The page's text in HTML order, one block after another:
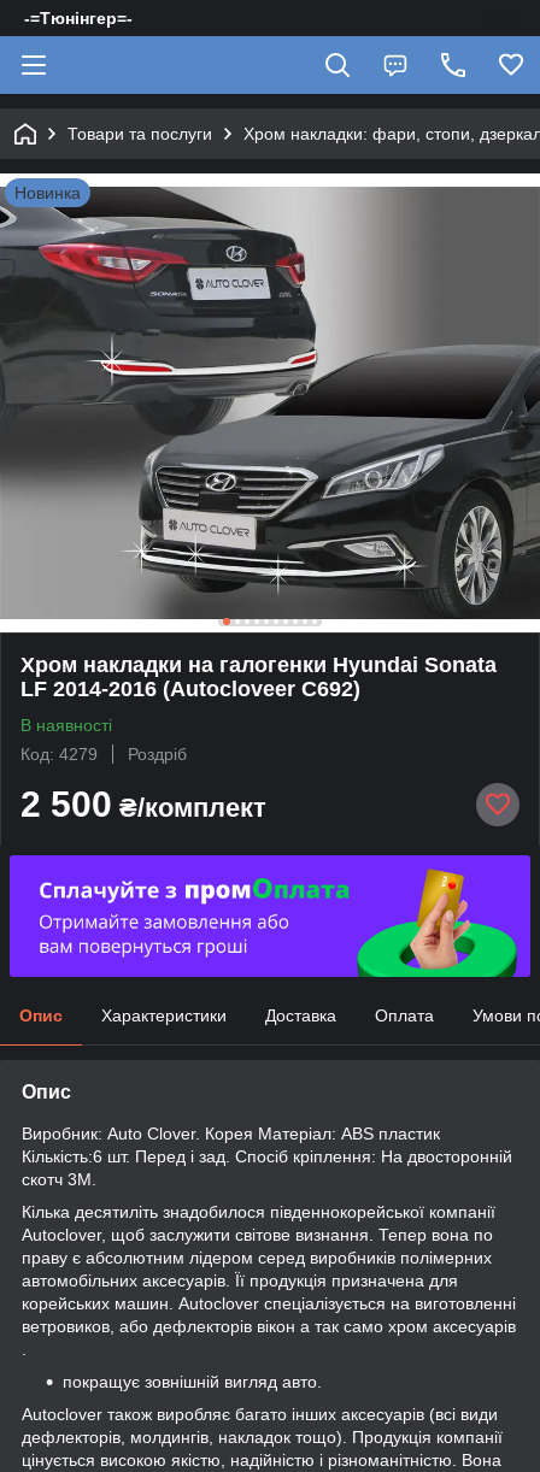
-=Тюнінгер=-
Товари та послуги Хром накладки: фари, стопи,
Новинка
Хром накладки на галогенки Hyundai Sonata
LF 2014-2016 (Autocloveer C692)
В наявності
Код: 4279
Роздріб
2 500 ₴/комплект
Опис Характеристики Доставка Оплата Умови
Опис
Виробник: Auto Clover. Корея Матеріал: ABS пластик
Кількість:6 шт. Перед і зад. Спосіб кріплення: На двосторонній
скотч 3М.
Кілька десятиліть знадобилося південнокорейської компанії
Autoclover, щоб заслужити світове визнання. Тепер вона по
праву є абсолютним лідером серед виробників полімерних
автомобільних аксесуарів. Її продукція призначена для
корейських машин. Autoclover спеціалізується на виготовленні
ветровиков, або дефлекторів вікон а так само хром аксесуарів
.
покращує зовнішній вигляд авто.
Autoclover також виробляє багато інших аксесуарів (всі види
дефлекторів, молдингів, накладок тощо). Продукція компанії
цінується високою якістю, надійністю і різноманітністю. Вона